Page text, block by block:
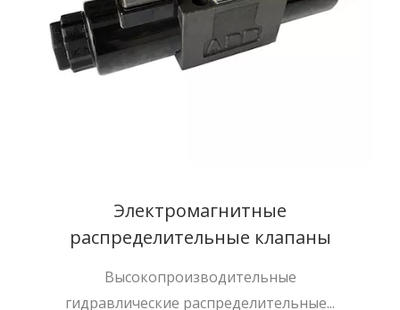
Электромагнитные
распределительные клапаны
Высокопроизводительные
гидравлические распределительные...